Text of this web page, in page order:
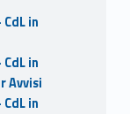
in
in
Avvisi
in